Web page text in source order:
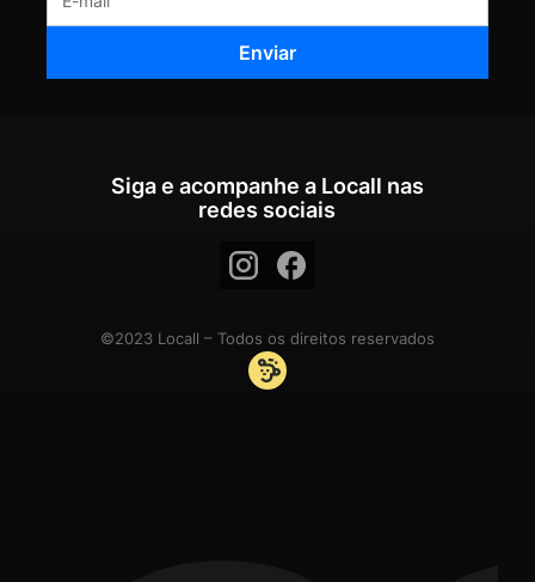
Siga e acompanhe a Locall nas
redes sociais
©2023 Locall – Todos os direitos reservados